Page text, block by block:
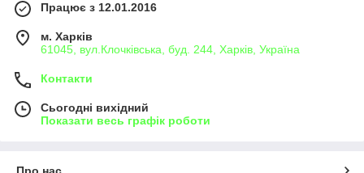
Працює з 12.01.2016
м. Харків
61045, вул.Клочківська, буд. 244, Харків, Україна
Контакти
Сьогодні вихідний
Показати весь графік роботи